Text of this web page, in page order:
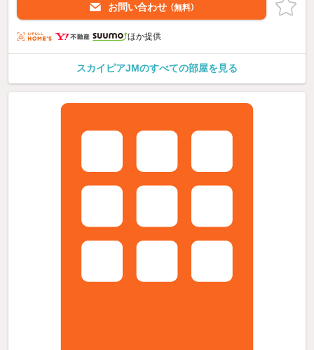
お問い合わせ （無料）
ほか提供
スカイピアJMのすべての部屋を見る